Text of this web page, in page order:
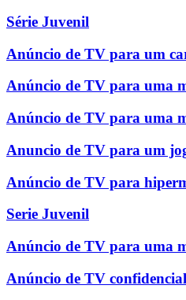
Série Juvenil
Anúncio de TV para um
Anúncio de TV para uma
Anúncio de TV para uma
Anuncio de TV para um
Anúncio de TV para
Serie Juvenil
Anúncio de TV para uma
Anúncio de TV confidencial